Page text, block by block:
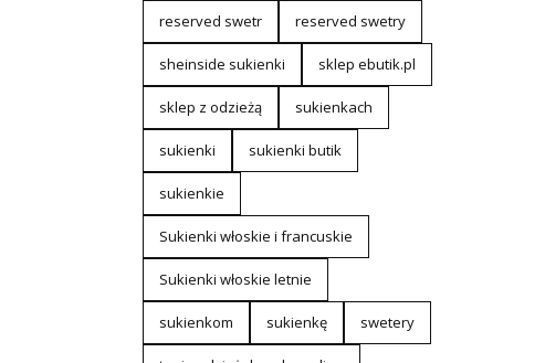
reserved swetr reserved swetry
sheinside sukienki sklep ebutik.pl
sklep z odzieżą sukienkach
sukienki sukienki butik
sukienkie
Sukienki włoskie i francuskie
Sukienki włoskie letnie
sukienkom sukienkę swetery